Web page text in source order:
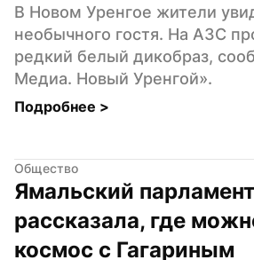
В Новом Уренгое жители
необычного гостя. На АЗС
редкий белый дикобраз,
Медиа. Новый Уренгой».
Подробнее >
Общество
Ямальский
рассказала, где
космос с Гагариным